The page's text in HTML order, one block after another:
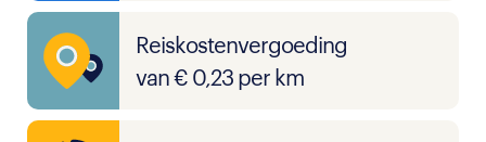
Reiskostenvergoeding
van € 0,23 per km